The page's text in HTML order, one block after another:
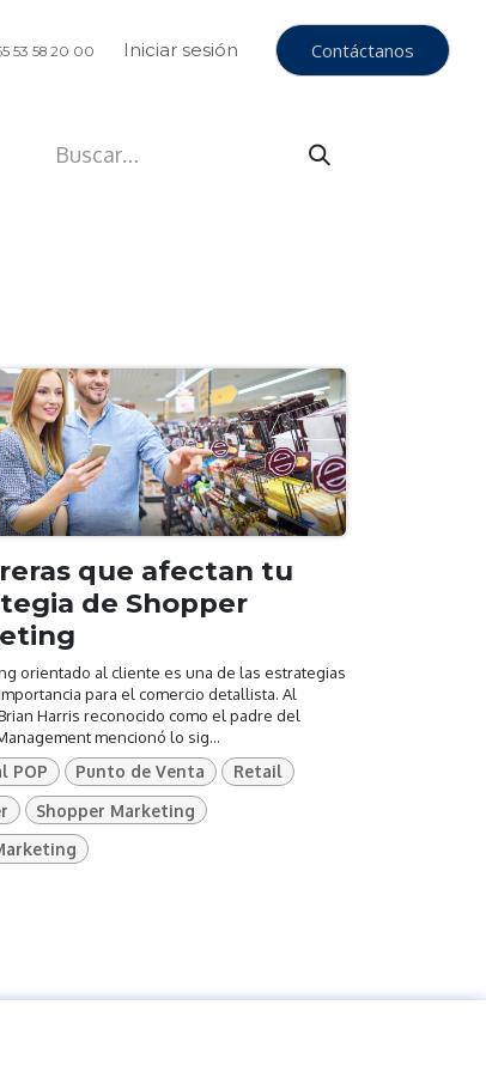
53 58 20 00 Iniciar sesión Contáctanos
que afectan tu
de Shopper
orientado al cliente es una de las estrategias
para el comercio detallista. Al
Harris reconocido como el padre del
mencionó lo sig...
POP Punto de Venta
Retail
Shopper Marketing